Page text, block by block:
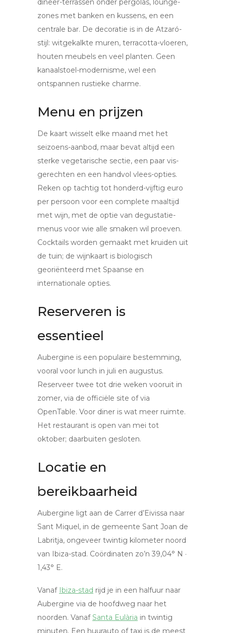
dineer-terrassen onder pergolas, lounge-
zones met banken en kussens, en een
centrale bar. De decoratie is in de Atzaró-
stijl: witgekalkte muren, terracotta-vloeren,
houten meubels en veel planten. Geen
kanaalstoel-modernisme, wel een
ontspannen rustieke charme.
Menu en prijzen
De kaart wisselt elke maand met het
seizoens-aanbod, maar bevat altijd een
sterke vegetarische sectie, een paar vis-
gerechten en een handvol vlees-opties.
Reken op tachtig tot honderd-vijftig euro
per persoon voor een complete maaltijd
met wijn, met de optie van degustatie-
menus voor wie alle smaken wil proeven.
Cocktails worden gemaakt met kruiden uit
de tuin; de wijnkaart is biologisch
georiënteerd met Spaanse en
internationale opties.
Reserveren is
essentieel
Aubergine is een populaire bestemming,
vooral voor lunch in juli en augustus.
Reserveer twee tot drie weken vooruit in
zomer, via de officiële site of via
OpenTable. Voor diner is wat meer ruimte.
Het restaurant is open van mei tot
oktober; daarbuiten gesloten.
Locatie en
bereikbaarheid
Aubergine ligt aan de Carrer d’Eivissa naar
Sant Miquel, in de gemeente Sant Joan de
Labritja, ongeveer twintig kilometer noord
van Ibiza-stad. Coördinaten zo’n 39,04° N ·
1,43° E.
Vanaf Ibiza-stad rijd je in een halfuur naar
Aubergine via de hoofdweg naar het
noorden. VanafSanta Eulària in twintig
minuten. Een huurauto of taxi is de meest